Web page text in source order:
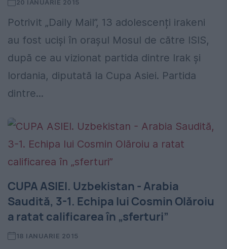
20 IANUARIE 2015
Potrivit „Daily Mail”, 13 adolescenți irakeni
au fost uciși în orașul Mosul de către ISIS,
după ce au vizionat partida dintre Irak și
Iordania, diputată la Cupa Asiei. Partida
dintre...
CUPA ASIEI. Uzbekistan - Arabia
Saudită, 3-1. Echipa lui Cosmin Olăroiu
a ratat calificarea în „sferturi”
18 IANUARIE 2015